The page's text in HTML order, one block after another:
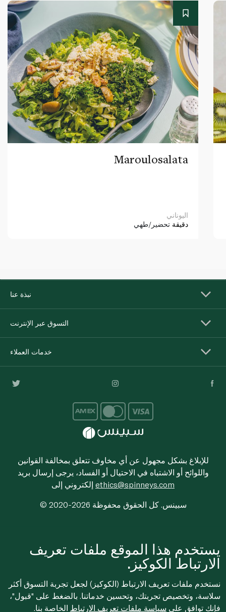
Maroulosalata
اليوناني
دقيقة تحضير/طهي
نبذة عنا
التسوق عبر الإنترنت
خدمات العملاء
للإبلاغ بشكل مجهول عن أي مخاوف تتعلق بمخالفة القوانين
واللوائح أو الاشتباه في الاحتيال أو الفساد، يرجى إرسال بريد
ethics@spinneys.com
© 2020-2026 سبينس. كل الحقوق محفوظة
يستخدم هذا الموقع ملفات تعريف
الارتباط الكوكيز.
نستخدم ملفات تعريف الارتباط (الكوكيز) لجعل تجربة التسوق أكثر
سلاسة، وتخصيص تجربتك، وتحسين خدماتنا. بالضغط على "قبول"،
فإنك توافق على سياسة ملفات تعريف الارتباط الخاصة بنا.